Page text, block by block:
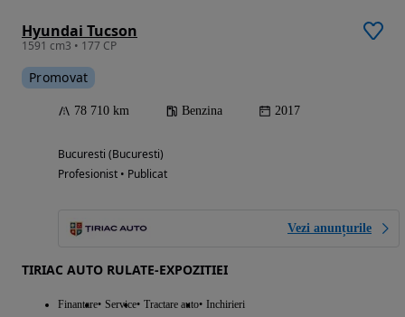
Hyundai Tucson
1591 cm3 • 177 CP
Promovat
78 710 km Benzina 2017
Bucuresti (Bucuresti)
Profesionist • Publicat
Vezi anunțurile
TIRIAC AUTO RULATE-EXPOZITIEI
Finantare Service Tractare auto Inchirieri